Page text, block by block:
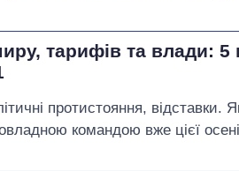
тарифів та влади: 5
протистояння, відставки.
командою вже цієї